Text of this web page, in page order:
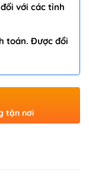
với các tỉnh
toán. Được đổi
tận nơi